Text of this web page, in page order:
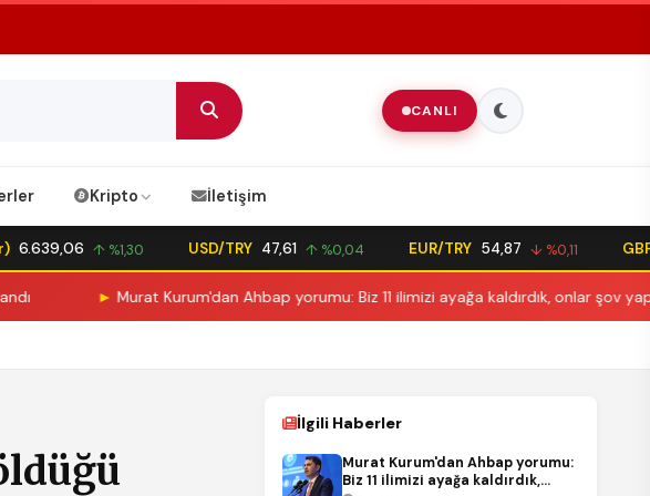
CANLI
Kripto İletişim
↑ %1,30 USD/TRY 47,61 ↑ %0,04 EUR/TRY 54,87 ↓ %0,11 GBP/TRY
►Murat Kurum'dan Ahbap yorumu: Biz 11 ilimizi ayağa kaldırdık, onlar şov yaptı
İlgili Haberler
Murat Kurum'dan Ahbap yorumu:
Biz 11 ilimizi ayağa kaldırdık,